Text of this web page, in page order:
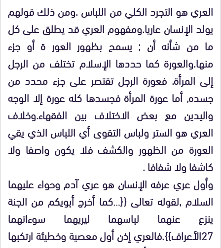
العري هو التجرد الكلي من اللباس .ومن ذلك قولهم
يولد الإنسان عاريا.ومفهوم العري قد يطلق على كل
ما من شأنه أن ; يسمح بظهور العور ة أو جزء
منها.والعورة كما حددها الإسلام تختلف من الرجل
إلى المرأة. فعورة الرجل تقتصر على جزء محدد من
جسده, أما عورة المرأة فجسدها كله عورة إلا الوجه
واليدين مع بعض الاختلاف بين الفقهاء.وخلاف
العري هو الستر ولباس التقوى أي اللباس الذي يقي
العورة من الظهور والكشف فلا يكون واصفا ولا
كاشفا ولا شفافا .
وأول عري عرفه الإنسان هو عري آدم وحواء عليهما
السلام ,لقوله تعالى {{…كما أخرج أبويكم من الجنة
ينزع عنهما لباسهما ليريهما سوءاتهما
27الأعراف}}.فالعري إذن أول معصية وخطيئة ارتكبها